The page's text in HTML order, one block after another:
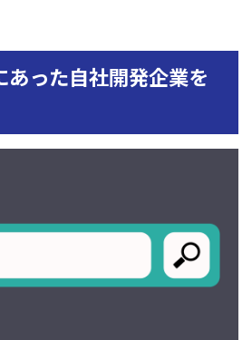
あった自社開発企業を